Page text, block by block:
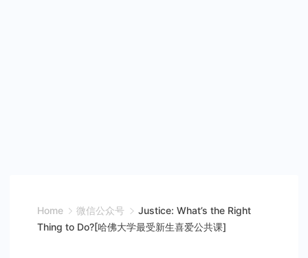
Home 微信公众号
Justice: What’s the Right
Thing to Do?[哈佛大学最受新生喜爱公共课]